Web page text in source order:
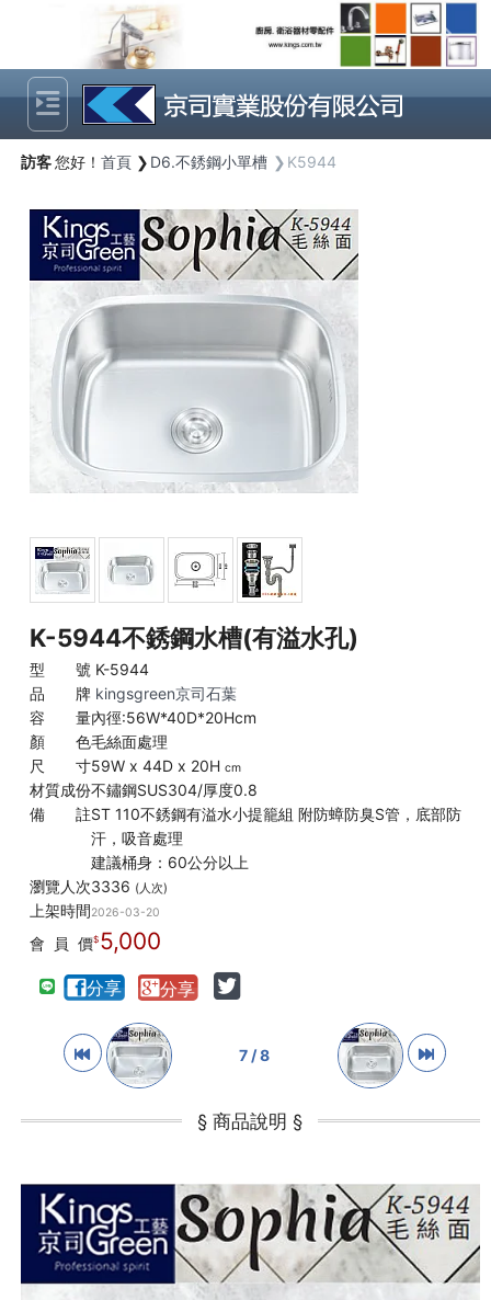
Previous Next
訪客您好！ 首頁 D6.不銹鋼小單槽 K5944
K-5944不銹鋼水槽(有溢水孔)
型 號 K-5944
品 牌 kingsgreen京司石葉
容 量內徑:56W*40D*20Hcm
顏 色毛絲面處理
尺 寸59W x 44D x 20Hcm
材質成份不鏽鋼SUS304/厚度0.8
備 註ST 110不銹鋼有溢水小提籠組 附防蟑防臭S管，底部防
汗，吸音處理
建議桶身：60公分以上
瀏覽人次3336 (人次)
上架時間2026-03-20
會 員 價 5,000
7 / 8